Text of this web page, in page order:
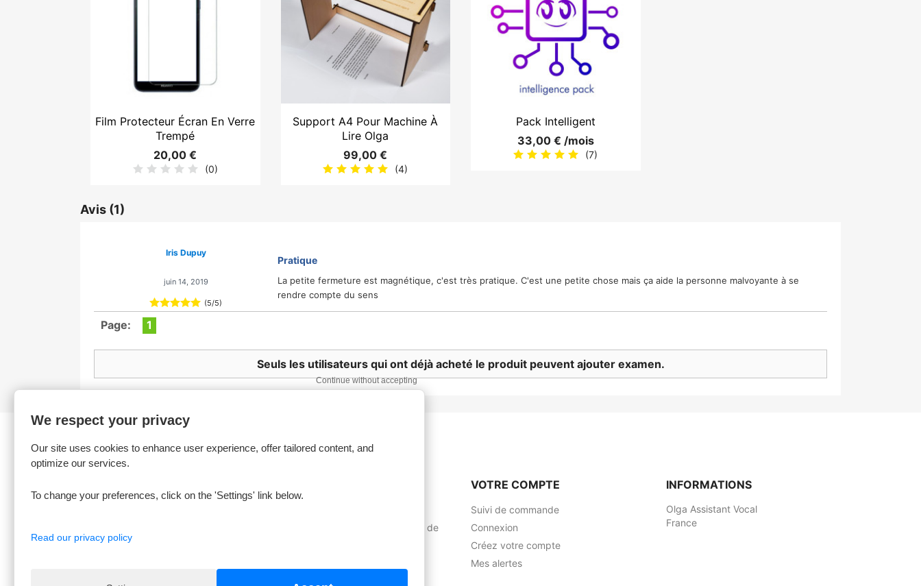
Aperçu rapide
Film Protecteur Écran En Verre
Trempé
20,00 €
(0)
 Aperçu rapide
Support A4 Pour Machine À
Lire Olga
99,00 €
(4)
Aperçu rapide
Pack Intelligent
33,00 € /mois
(7)
Avis (1)
Iris Dupuy
juin 14, 2019
(5/5)
Pratique
La petite fermeture est magnétique, c'est très pratique. C'est une petite chose mais ça aide la personne malvoyante à se
rendre compte du sens
Page: 1
Seuls les utilisateurs qui ont déjà acheté le produit peuvent ajouter examen.
Conditions Générales de Vente et de
VOTRE COMPTE
Suivi de commande
Connexion
Créez votre compte
Mes alertes
INFORMATIONS
Olga Assistant Vocal
France
Continue without accepting
We respect your privacy
Our site uses cookies to enhance user experience, offer tailored content, and
optimize our services.
To change your preferences, click on the 'Settings' link below.
Read our privacy policy